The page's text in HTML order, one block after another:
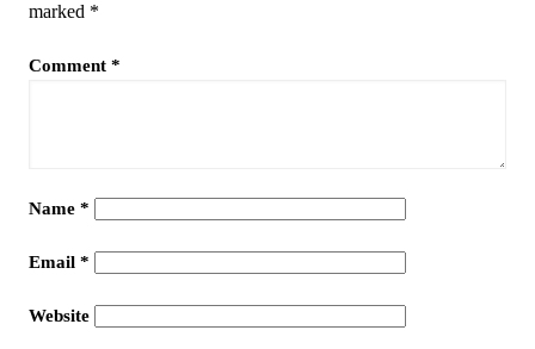
marked *
Comment *
Name *
Email *
Website